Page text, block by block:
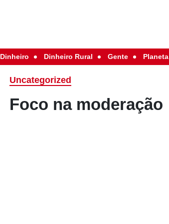
Dinheiro Dinheiro Rural Gente Planeta
Uncategorized
Foco na moderação